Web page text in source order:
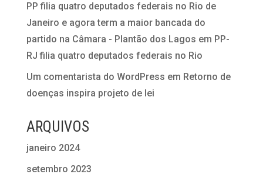
PP filia quatro deputados federais no Rio de
Janeiro e agora term a maior bancada do
partido na Câmara - Plantão dos Lagos em PP-
RJ filia quatro deputados federais no Rio
Um comentarista do WordPress em Retorno de
doenças inspira projeto de lei
ARQUIVOS
janeiro 2024
setembro 2023